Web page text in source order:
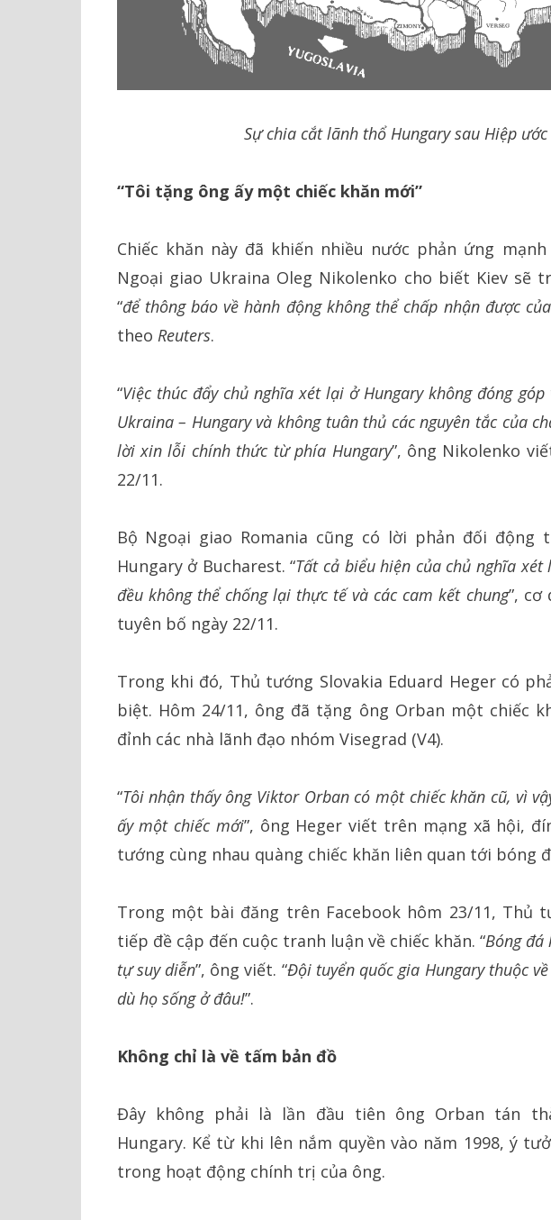
Sự chia cắt lãnh thổ Hungary sau Hiệp
“Tôi tặng ông ấy một chiếc khăn mới”
Chiếc khăn này đã khiến nhiều nước phản ứng
Ngoại giao Ukraina Oleg Nikolenko cho biết Kiev sẽ
“để thông báo về hành động không thể chấp nhận được
theo Reuters.
“Việc thúc đẩy chủ nghĩa xét lại ở Hungary không đóng
Ukraina – Hungary và không tuân thủ các nguyên tắc của
lời xin lỗi chính thức từ phía Hungary”, ông Nikolenko
22/11.
Bộ Ngoại giao Romania cũng có lời phản đối
Hungary ở Bucharest. “Tất cả biểu hiện của chủ nghĩa
đều không thể chống lại thực tế và các cam kết chung”,
tuyên bố ngày 22/11.
Trong khi đó, Thủ tướng Slovakia Eduard Heger có
biệt. Hôm 24/11, ông đã tặng ông Orban một chiếc
đỉnh các nhà lãnh đạo nhóm Visegrad (V4).
“Tôi nhận thấy ông Viktor Orban có một chiếc khăn cũ, vì
ấy một chiếc mới”, ông Heger viết trên mạng xã hội,
tướng cùng nhau quàng chiếc khăn liên quan tới bóng
Trong một bài đăng trên Facebook hôm 23/11, Thủ
tiếp đề cập đến cuộc tranh luận về chiếc khăn. “Bóng
tự suy diễn”, ông viết. “Đội tuyển quốc gia Hungary thuộc
dù họ sống ở đâu!”.
Không chỉ là về tấm bản đồ
Đây không phải là lần đầu tiên ông Orban tán
Hungary. Kể từ khi lên nắm quyền vào năm 1998, ý
trong hoạt động chính trị của ông.